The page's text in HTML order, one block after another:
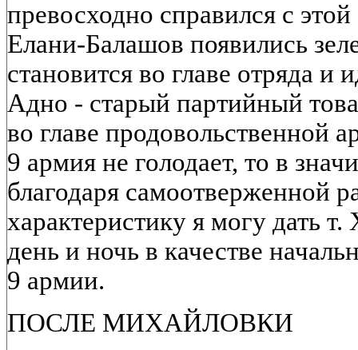
превосходно справился с
Елани-Балашов появились
становится во главе отряда и
Адно - старый партийный
во главе продовольственной
9 армия не голодает, то в
благодаря самоотверженной
характеристику я могу дать
день и ночь в качестве
9 армии.
ПОСЛЕ МИХАЙЛОВКИ